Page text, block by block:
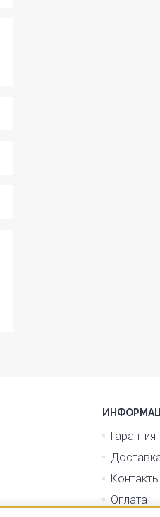
Гарантия
Контакты
Оплата